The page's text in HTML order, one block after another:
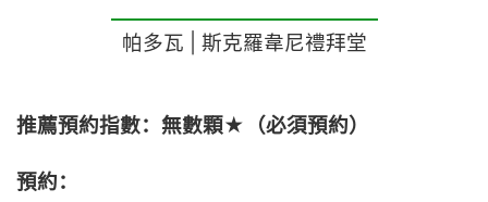
帕多瓦 | 斯克羅韋尼禮拜堂
推薦預約指數： 無數顆★（必須預約）
預約：